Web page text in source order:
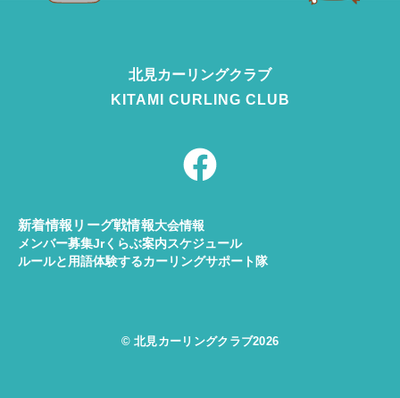
北見カーリングクラブ
KITAMI CURLING CLUB
a
e
b
o
新着情報 リーグ戦情報大会情報
メンバー募集Jrくらぶ案内スケジュール
ルールと用語体験するカーリングサポート隊
© 北見カーリングクラブ2026